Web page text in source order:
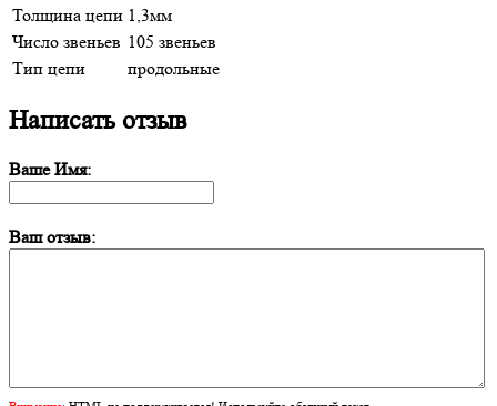
Толщина цепи 1,3мм
Число звеньев 105 звеньев
Тип цепи
продольные
Написать отзыв
Ваше Имя:
Ваш отзыв: